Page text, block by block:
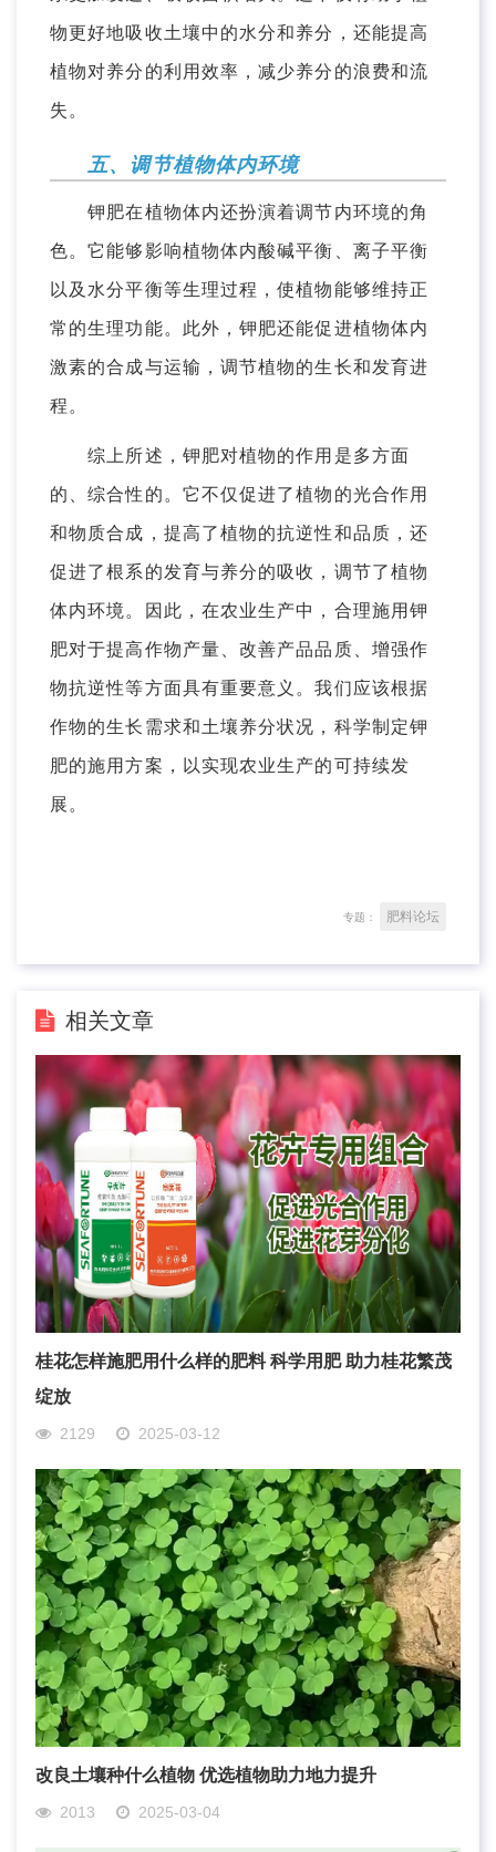
物更好地吸收土壤中的水分和养分，还能提高
植物对养分的利用效率，减少养分的浪费和流
失。
五、调节植物体内环境
钾肥在植物体内还扮演着调节内环境的角
色。它能够影响植物体内酸碱平衡、离子平衡
以及水分平衡等生理过程，使植物能够维持正
常的生理功能。此外，钾肥还能促进植物体内
激素的合成与运输，调节植物的生长和发育进
程。
综上所述，钾肥对植物的作用是多方面
的、综合性的。它不仅促进了植物的光合作用
和物质合成，提高了植物的抗逆性和品质，还
促进了根系的发育与养分的吸收，调节了植物
体内环境。因此，在农业生产中，合理施用钾
肥对于提高作物产量、改善产品品质、增强作
物抗逆性等方面具有重要意义。我们应该根据
作物的生长需求和土壤养分状况，科学制定钾
肥的施用方案，以实现农业生产的可持续发
展。
专题： 肥料论坛
相关文章
桂花怎样施肥用什么样的肥料 科学用肥 助力桂花繁茂
绽放
2129 2025-03-12
改良土壤种什么植物 优选植物助力地力提升
2013 2025-03-04